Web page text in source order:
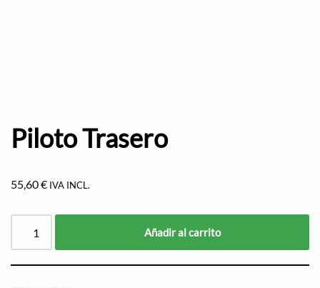
Piloto Trasero
55,60€ IVA INCL.
Añadir al carrito